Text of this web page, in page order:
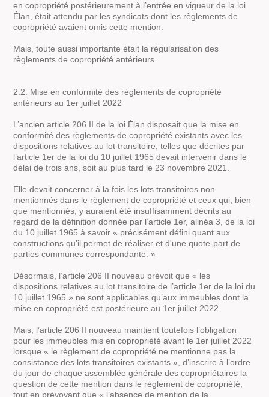
en copropriété postérieurement à l’entrée en vigueur de la loi
Élan, était attendu par les syndicats dont les règlements de
copropriété avaient omis cette mention.
Mais, toute aussi importante était la régularisation des
règlements de copropriété antérieurs.
2.2. Mise en conformité des règlements de copropriété
antérieurs au 1er juillet 2022
L’ancien article 206 II de la loi Élan disposait que la mise en
conformité des règlements de copropriété existants avec les
dispositions relatives au lot transitoire, telles que décrites par
l’article 1er de la loi du 10 juillet 1965 devait intervenir dans le
délai de trois ans, soit au plus tard le 23 novembre 2021.
Elle devait concerner à la fois les lots transitoires non
mentionnés dans le règlement de copropriété et ceux qui, bien
que mentionnés, y auraient été insuffisamment décrits au
regard de la définition donnée par l’article 1er, alinéa 3, de la loi
du 10 juillet 1965 à savoir « précisément défini quant aux
constructions qu'il permet de réaliser et d'une quote-part de
parties communes correspondante. »
Désormais, l’article 206 II nouveau prévoit que « les
dispositions relatives au lot transitoire de l’article 1er de la loi du
10 juillet 1965 » ne sont applicables qu’aux immeubles dont la
mise en copropriété est postérieure au 1er juillet 2022.
Mais, l’article 206 II nouveau maintient toutefois l’obligation
pour les immeubles mis en copropriété avant le 1er juillet 2022
lorsque « le règlement de copropriété ne mentionne pas la
consistance des lots transitoires existants », d’inscrire à l’ordre
du jour de chaque assemblée générale des copropriétaires la
question de cette mention dans le règlement de copropriété,
tout en prévoyant que « l’absence de mention de la